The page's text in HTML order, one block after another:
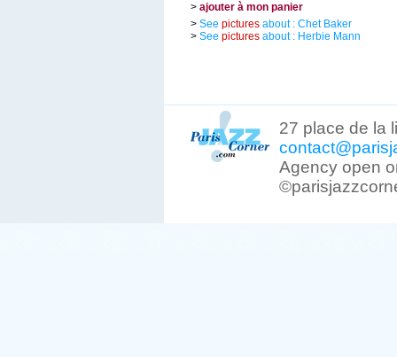
> ajouter à mon panier
> See pictures about : Chet Baker
> See pictures about : Herbie Mann
27 place de la
Agency open